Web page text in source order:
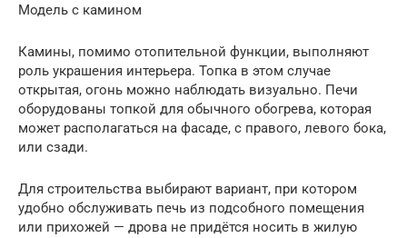
Модель с камином
Камины, помимо отопительной функции, выполняют
роль украшения интерьера. Топка в этом случае
открытая, огонь можно наблюдать визуально. Печи
оборудованы топкой для обычного обогрева, которая
может располагаться на фасаде, с правого, левого бока,
или сзади.
Для строительства выбирают вариант, при котором
удобно обслуживать печь из подсобного помещения
или прихожей — дрова не придётся носить в жилую